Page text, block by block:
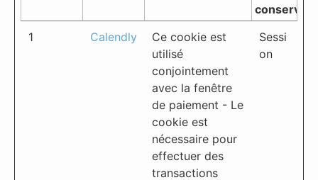
1
Calendly
Ce cookie est
utilisé
conjointement
avec la fenêtre
de paiement - Le
cookie est
nécessaire pour
effectuer des
transactions
Sessi
on